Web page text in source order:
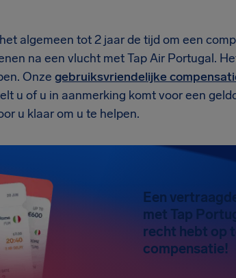
algemeen tot 2 jaar de tijd om een
na een vlucht met Tap Air Portugal.
Onze gebruiksvriendelijke
u of u in aanmerking komt voor een
u klaar om u te helpen.
Een
met Tap
recht hebt op
compensatie!